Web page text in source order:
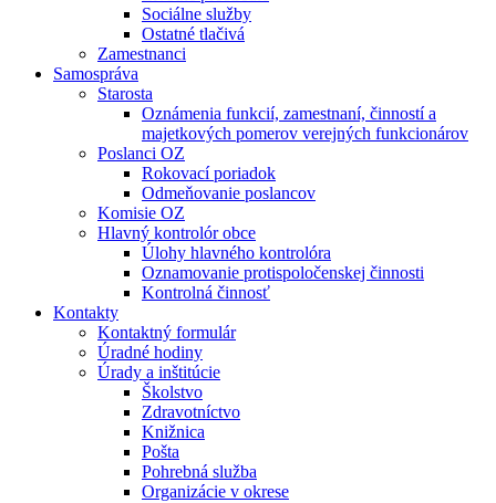
Sociálne služby
Ostatné tlačivá
Zamestnanci
Samospráva
Starosta
Oznámenia funkcií, zamestnaní, činností a
majetkových pomerov verejných funkcionárov
Poslanci OZ
Rokovací poriadok
Odmeňovanie poslancov
Komisie OZ
Hlavný kontrolór obce
Úlohy hlavného kontrolóra
Oznamovanie protispoločenskej činnosti
Kontrolná činnosť
Kontakty
Kontaktný formulár
Úradné hodiny
Úrady a inštitúcie
Školstvo
Zdravotníctvo
Knižnica
Pošta
Pohrebná služba
Organizácie v okrese